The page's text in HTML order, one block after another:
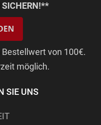
von 100€.
möglich.
SIE UNS